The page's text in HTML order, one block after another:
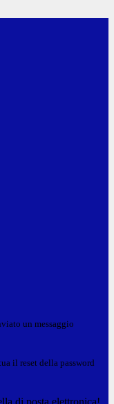
un messaggio
il reset della password